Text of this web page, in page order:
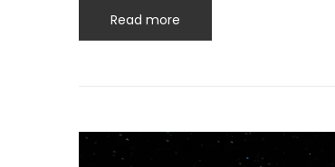
Read more